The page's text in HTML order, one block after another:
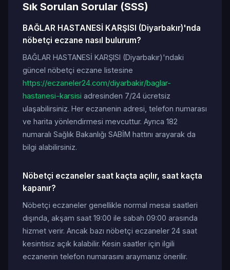
Sık Sorulan Sorular (SSS)
BAĞLAR HASTANESİ KARŞISI (Diyarbakır)'nda
nöbetçi eczane nasıl bulurum?
BAĞLAR HASTANESİ KARŞISI (Diyarbakır)'ndaki
güncel nöbetçi eczane listesine
https://eczaneler24.com/diyarbakir/baglar-
hastanesi-karsisi adresinden 7/24 ücretsiz
ulaşabilirsiniz. Her eczanenin adresi, telefon numarası
ve harita yönlendirmesi mevcuttur. Ayrıca 182
numaralı Sağlık Bakanlığı SABİM hattını arayarak da
bilgi alabilirsiniz.
Nöbetçi eczaneler saat kaçta açılır, saat kaçta
kapanır?
Nöbetçi eczaneler genellikle normal mesai saatleri
dışında, akşam saat 19:00 ile sabah 09:00 arasında
hizmet verir. Ancak bazı nöbetçi eczaneler 24 saat
kesintisiz açık kalabilir. Kesin saatler için ilgili
eczanenin telefon numarasını araymanız önerilir.